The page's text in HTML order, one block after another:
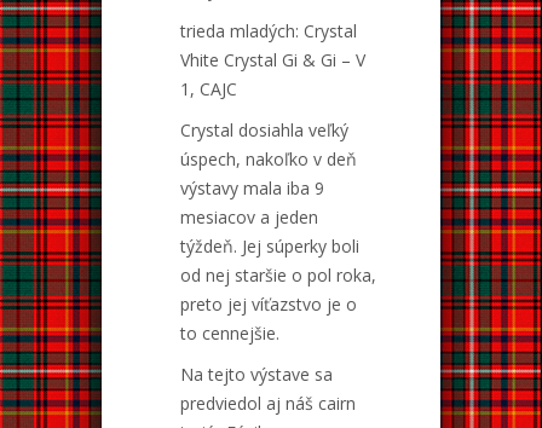
trieda mladých: Crystal
Vhite Crystal Gi & Gi – V
1, CAJC
Crystal dosiahla veľký
úspech, nakoľko v deň
výstavy mala iba 9
mesiacov a jeden
týždeň. Jej súperky boli
od nej staršie o pol roka,
preto jej víťazstvo je o
to cennejšie.
Na tejto výstave sa
predviedol aj náš cairn